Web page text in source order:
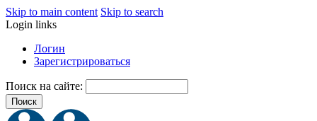
Skip to main content Skip to search
Login links
Логин
Зарегистрироваться
Поиск на сайте: